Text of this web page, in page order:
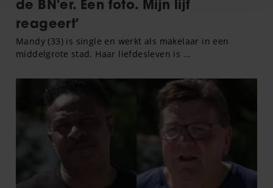
en om ons websiteverkeer te analyseren. Ook delen we
informatie over uw gebruik van onze site met onze
partners voor social media, adverteren en analyse. Deze
partners kunnen deze gegevens combineren met andere
verzameld op basis van uw gebruik van hun services. U
gaat akkoord met onze cookies als u onze website blijft
gebruiken.